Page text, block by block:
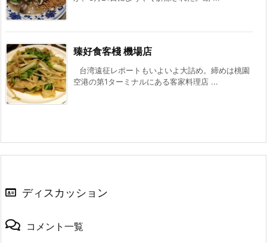
臻好食客棧 機場店
台湾遠征レポートもいよいよ大詰め。締めは桃園
空港の第1ターミナルにある客家料理店 ...
ディスカッション
コメント一覧